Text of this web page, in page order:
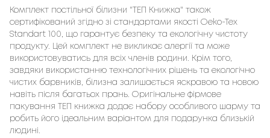
Комплект постільної білизни "ТЕП Книжка" також
сертифікований згідно зі стандартами якості Oeko-Tex
Standart 100, що гарантує безпеку та екологічну чистоту
продукту. Цей комплект не викликає алергії та може
використовуватись для всіх членів родини. Крім того,
завдяки використанню технологічних рішень та екологічно
чистих барвників, білизна залишається яскравою та новою
навіть після багатьох прань. Оригінальне фірмове
пакування ТЕП книжка додає набору особливого шарму та
робить його ідеальним варіантом для подарунка близькій
людині.